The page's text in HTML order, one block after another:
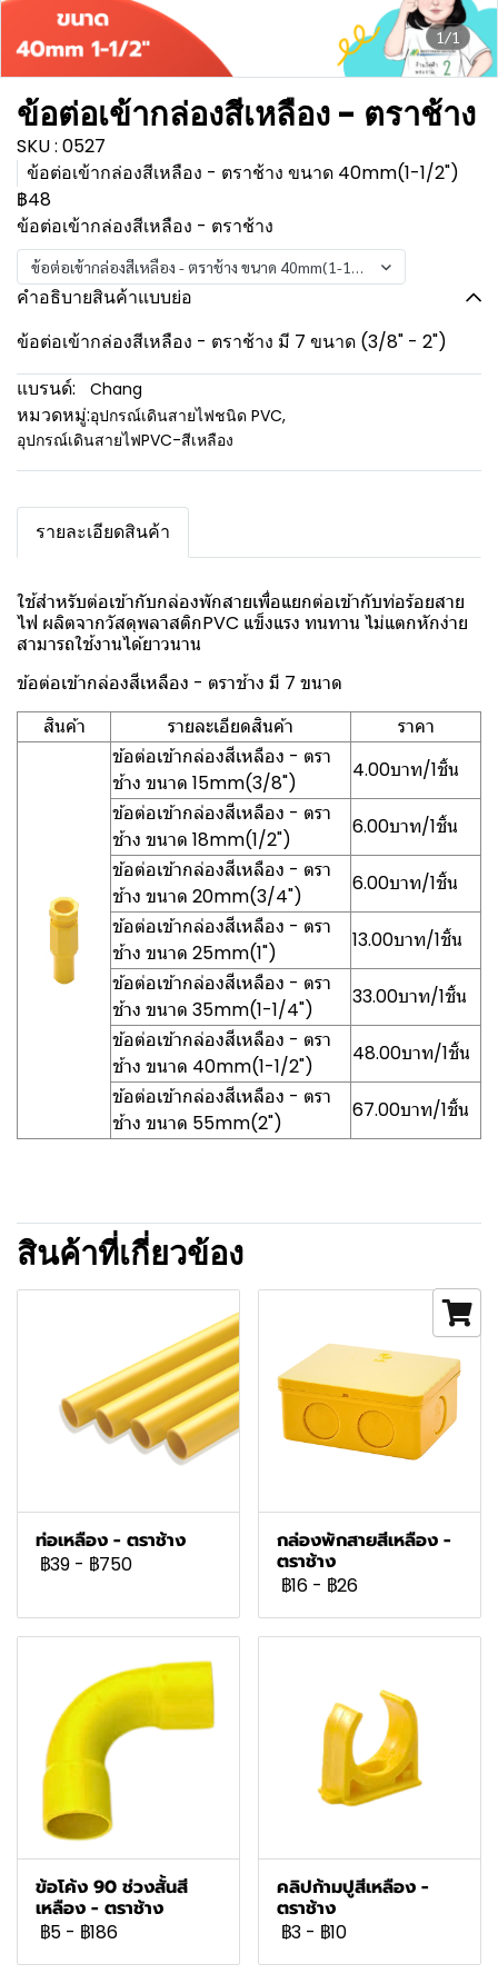
1/1
ข้อต่อเข้ากล่องสีเหลือง - ตราช้าง
SKU : 0527
ข้อต่อเข้ากล่องสีเหลือง - ตราช้าง ขนาด 40mm(1-1/2")
฿48
ข้อต่อเข้ากล่องสีเหลือง - ตราช้าง
ข้อต่อเข้ากล่องสีเหลือง - ตราช้าง ขนาด 40mm(1-1/2")
คำอธิบายสินค้าแบบย่อ
ข้อต่อเข้ากล่องสีเหลือง - ตราช้าง มี 7 ขนาด (3/8" - 2")
แบรนด์:
Chang
หมวดหมู่:อุปกรณ์เดินสายไฟชนิด PVC,
อุปกรณ์เดินสายไฟPVC-สีเหลือง
รายละเอียดสินค้า
ใช้สำหรับต่อเข้ากับกล่องพักสายเพื่อแยกต่อเข้ากับท่อร้อยสาย
ไฟ ผลิตจากวัสดุพลาสติกPVC แข็งแรง ทนทาน ไม่แตกหักง่าย
สามารถใช้งานได้ยาวนาน
ข้อต่อเข้ากล่องสีเหลือง - ตราช้าง มี 7 ขนาด
สินค้า
รายละเอียดสินค้า
ราคา
ข้อต่อเข้ากล่องสีเหลือง - ตรา
ช้าง ขนาด 15mm(3/8")
4.00บาท/1ชิ้น
ข้อต่อเข้ากล่องสีเหลือง - ตรา
ช้าง ขนาด 18mm(1/2")
6.00บาท/1ชิ้น
ข้อต่อเข้ากล่องสีเหลือง - ตรา
ช้าง ขนาด 20mm(3/4")
6.00บาท/1ชิ้น
ข้อต่อเข้ากล่องสีเหลือง - ตรา
ช้าง ขนาด 25mm(1")
13.00บาท/1ชิ้น
ข้อต่อเข้ากล่องสีเหลือง - ตรา
ช้าง ขนาด 35mm(1-1/4")
33.00บาท/1ชิ้น
ข้อต่อเข้ากล่องสีเหลือง - ตรา
ช้าง ขนาด 40mm(1-1/2")
48.00บาท/1ชิ้น
ข้อต่อเข้ากล่องสีเหลือง - ตรา
ช้าง ขนาด 55mm(2")
67.00บาท/1ชิ้น
สินค้าที่เกี่ยวข้อง
ท่อเหลือง - ตราช้าง
฿39 - ฿750
กล่องพักสายสีเหลือง -
ตราช้าง
฿16 - ฿26
ข้อโค้ง 90 ช่วงสั้นสี
เหลือง - ตราช้าง
฿5 - ฿186
คลิปก้ามปูสีเหลือง -
ตราช้าง
฿3 - ฿10